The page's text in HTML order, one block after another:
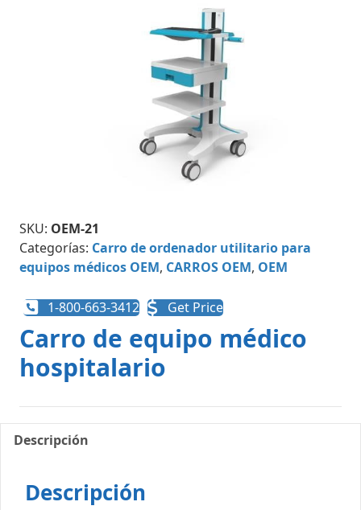
SKU: OEM-21
Categorías: Carro de ordenador utilitario para
equipos médicos OEM, CARROS OEM, OEM
1-800-663-3412 Get Price
Carro de equipo médico
hospitalario
Descripción
Descripción